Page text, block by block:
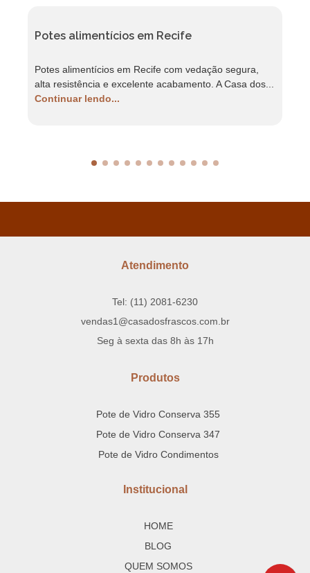
Potes alimentícios em Recife
Potes alimentícios em Recife com vedação segura,
alta resistência e excelente acabamento. A Casa dos...
Continuar lendo...
Atendimento
Tel: (11) 2081-6230
vendas1@casadosfrascos.com.br
Seg à sexta das 8h às 17h
Produtos
Pote de Vidro Conserva 355
Pote de Vidro Conserva 347
Pote de Vidro Condimentos
Institucional
HOME
BLOG
QUEM SOMOS